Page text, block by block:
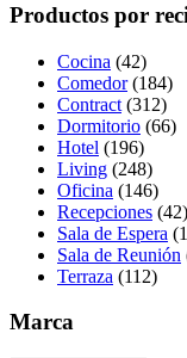
Productos por
Cocina (42)
Comedor(184)
Contract (312)
Dormitorio (66)
Hotel (196)
Living (248)
Oficina (146)
Recepciones (42)
Sala de Espera
Sala de Reunión
Terraza (112)
Marca